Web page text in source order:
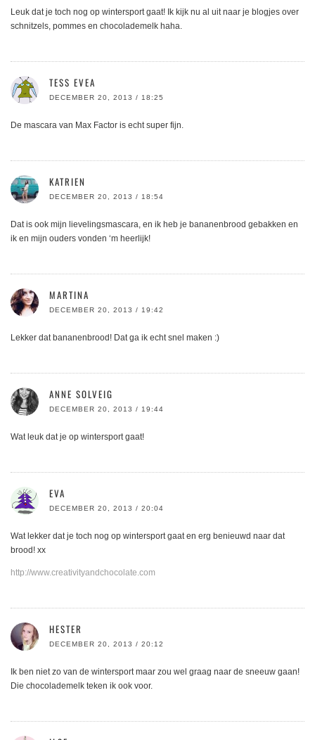
Leuk dat je toch nog op wintersport gaat! Ik kijk nu al uit naar je blogjes over
schnitzels, pommes en chocolademelk haha.
TESS EVEA
DECEMBER 20, 2013 / 18:25
De mascara van Max Factor is echt super fijn.
KATRIEN
DECEMBER 20, 2013 / 18:54
Dat is ook mijn lievelingsmascara, en ik heb je bananenbrood gebakken en
ik en mijn ouders vonden ‘m heerlijk!
MARTINA
DECEMBER 20, 2013 / 19:42
Lekker dat bananenbrood! Dat ga ik echt snel maken :)
ANNE SOLVEIG
DECEMBER 20, 2013 / 19:44
Wat leuk dat je op wintersport gaat!
EVA
DECEMBER 20, 2013 / 20:04
Wat lekker dat je toch nog op wintersport gaat en erg benieuwd naar dat
brood! xx
http://www.creativityandchocolate.com
HESTER
DECEMBER 20, 2013 / 20:12
Ik ben niet zo van de wintersport maar zou wel graag naar de sneeuw gaan!
Die chocolademelk teken ik ook voor.